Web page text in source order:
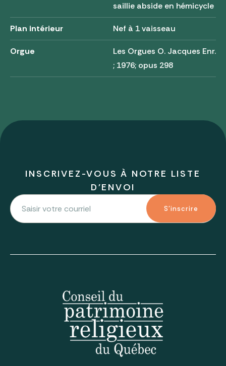
saillie abside en hémicycle
Plan intérieur Nef à 1 vaisseau
Orgue
Les Orgues O. Jacques Enr.
; 1976; opus 298
INSCRIVEZ-VOUS À NOTRE LISTE
D'ENVOI
S'inscrire